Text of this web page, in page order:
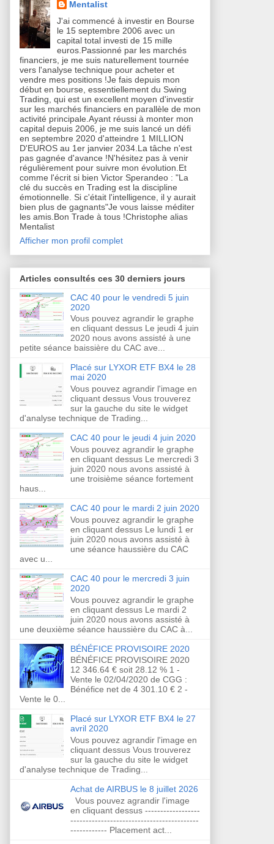
Mentalist
J'ai commencé à investir en Bourse
le 15 septembre 2006 avec un
capital total investi de 15 mille
euros.Passionné par les marchés
financiers, je me suis naturellement tournée
vers l'analyse technique pour acheter et
vendre mes positions !Je fais depuis mon
début en bourse, essentiellement du Swing
Trading, qui est un excellent moyen d'investir
sur les marchés financiers en parallèle de mon
activité principale.Ayant réussi à monter mon
capital depuis 2006, je me suis lancé un défi
en septembre 2020 d'atteindre 1 MILLION
D'EUROS au 1er janvier 2034.La tâche n'est
pas gagnée d'avance !N'hésitez pas à venir
régulièrement pour suivre mon évolution.Et
comme l'écrit si bien Victor Sperandeo : "La
clé du succès en Trading est la discipline
émotionnelle. Si c'était l'intelligence, il y aurait
bien plus de gagnants"Je vous laisse méditer
les amis.Bon Trade à tous !Christophe alias
Mentalist
Afficher mon profil complet
Articles consultés ces 30 derniers jours
CAC 40 pour le vendredi 5 juin
2020
Vous pouvez agrandir le graphe
en cliquant dessus Le jeudi 4 juin
2020 nous avons assisté à une
petite séance baissière du CAC ave...
Placé sur LYXOR ETF BX4 le 28
mai 2020
Vous pouvez agrandir l'image en
cliquant dessus Vous trouverez
sur la gauche du site le widget
d'analyse technique de Trading...
CAC 40 pour le jeudi 4 juin 2020
Vous pouvez agrandir le graphe
en cliquant dessus Le mercredi 3
juin 2020 nous avons assisté à
une troisième séance fortement
haus...
CAC 40 pour le mardi 2 juin 2020
Vous pouvez agrandir le graphe
en cliquant dessus Le lundi 1 er
juin 2020 nous avons assisté à
une séance haussière du CAC
avec u...
CAC 40 pour le mercredi 3 juin
2020
Vous pouvez agrandir le graphe
en cliquant dessus Le mardi 2
juin 2020 nous avons assisté à
une deuxième séance haussière du CAC à...
BÉNÉFICE PROVISOIRE 2020
BÉNÉFICE PROVISOIRE 2020
12 346.64 € soit 28.12 % 1 -
Vente le 02/04/2020 de CGG :
Bénéfice net de 4 301.10 € 2 -
Vente le 0...
Placé sur LYXOR ETF BX4 le 27
avril 2020
Vous pouvez agrandir l'image en
cliquant dessus Vous trouverez
sur la gauche du site le widget
d'analyse technique de Trading...
Achat de AIRBUS le 8 juillet 2026
Vous pouvez agrandir l'image
en cliquant dessus ------------------
------------------------------------------
------------ Placement act...